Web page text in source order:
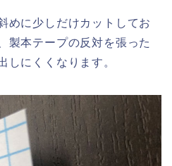
めに少しだけカットしてお
製本テープの反対を張った
しにくくなります。